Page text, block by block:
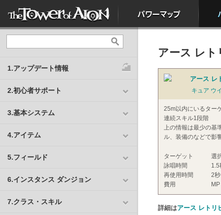
1.アップデート情報
2.初心者サポート
3.基本システム
4.アイテム
5.フィールド
6.インスタンス ダンジョン
7.クラス・スキル
アース レ
アース レ
キュア ウ
25m以内にいるター
連続スキル1段階
上の情報は最少の基
ル、装備のなどで影
ターゲット
選
詠唱時間
1.5
再使用時間
2秒
費用
詳細はアース レトリ